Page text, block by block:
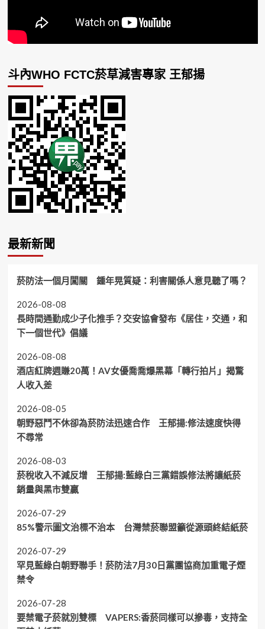
斗內WHO FCTC菸草減害專家 王郁揚
最新新聞
菸防法一個月闖關 鍾年晃質疑：利害關係人意見聽了嗎？
2026-08-08
長時間通勤成少子化推手？交安協會發布《居住，交通，和
下一個世代》倡議
2026-08-08
酒店紅牌週賺20萬！AV女優喬喬爆黑幕「轉行拍片」揭驚
人收入差
2026-08-05
朝野惡鬥不休卻為菸防法迅速合作 王郁揚:修法速度快得
不尋常
2026-08-03
菸稅收入不減反增 王郁揚:藍綠白三黨錯誤修法將讓紙菸
銷量與黑市雙贏
2026-07-29
85%警示圖文治標不治本 台灣禁菸聯盟籲從源頭終結紙菸
2026-07-29
罕見藍綠白朝野聯手！菸防法7月30日黨團協商加重電子煙
禁令
2026-07-28
要禁電子菸就別雙標 VAPERS:香菸同樣可以摻毒，支持全